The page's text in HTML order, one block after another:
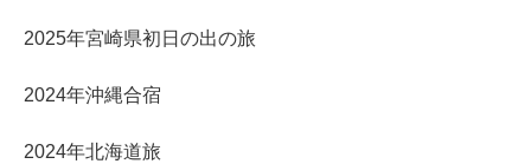
2025年宮崎県初日の出の旅
2024年沖縄合宿
2024年北海道旅